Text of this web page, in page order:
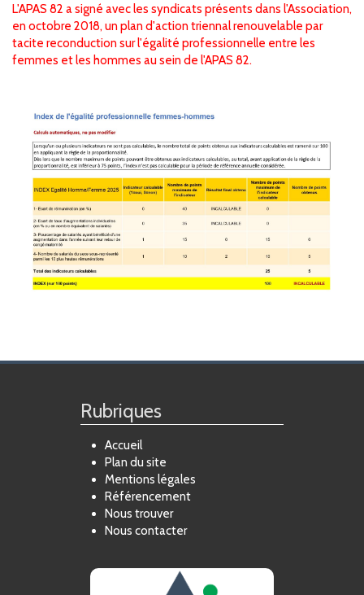
L'APAS 82 a signé avec les syndicats présents dans l'Association,
en octobre 2018, un plan d'action triennal renouvelable par
tacite reconduction sur l'égalité professionnelle entre les
femmes et les hommes au sein de l'APAS 82.
Rubriques
Accueil
Plan du site
Mentions légales
Référencement
Nous trouver
Nous contacter